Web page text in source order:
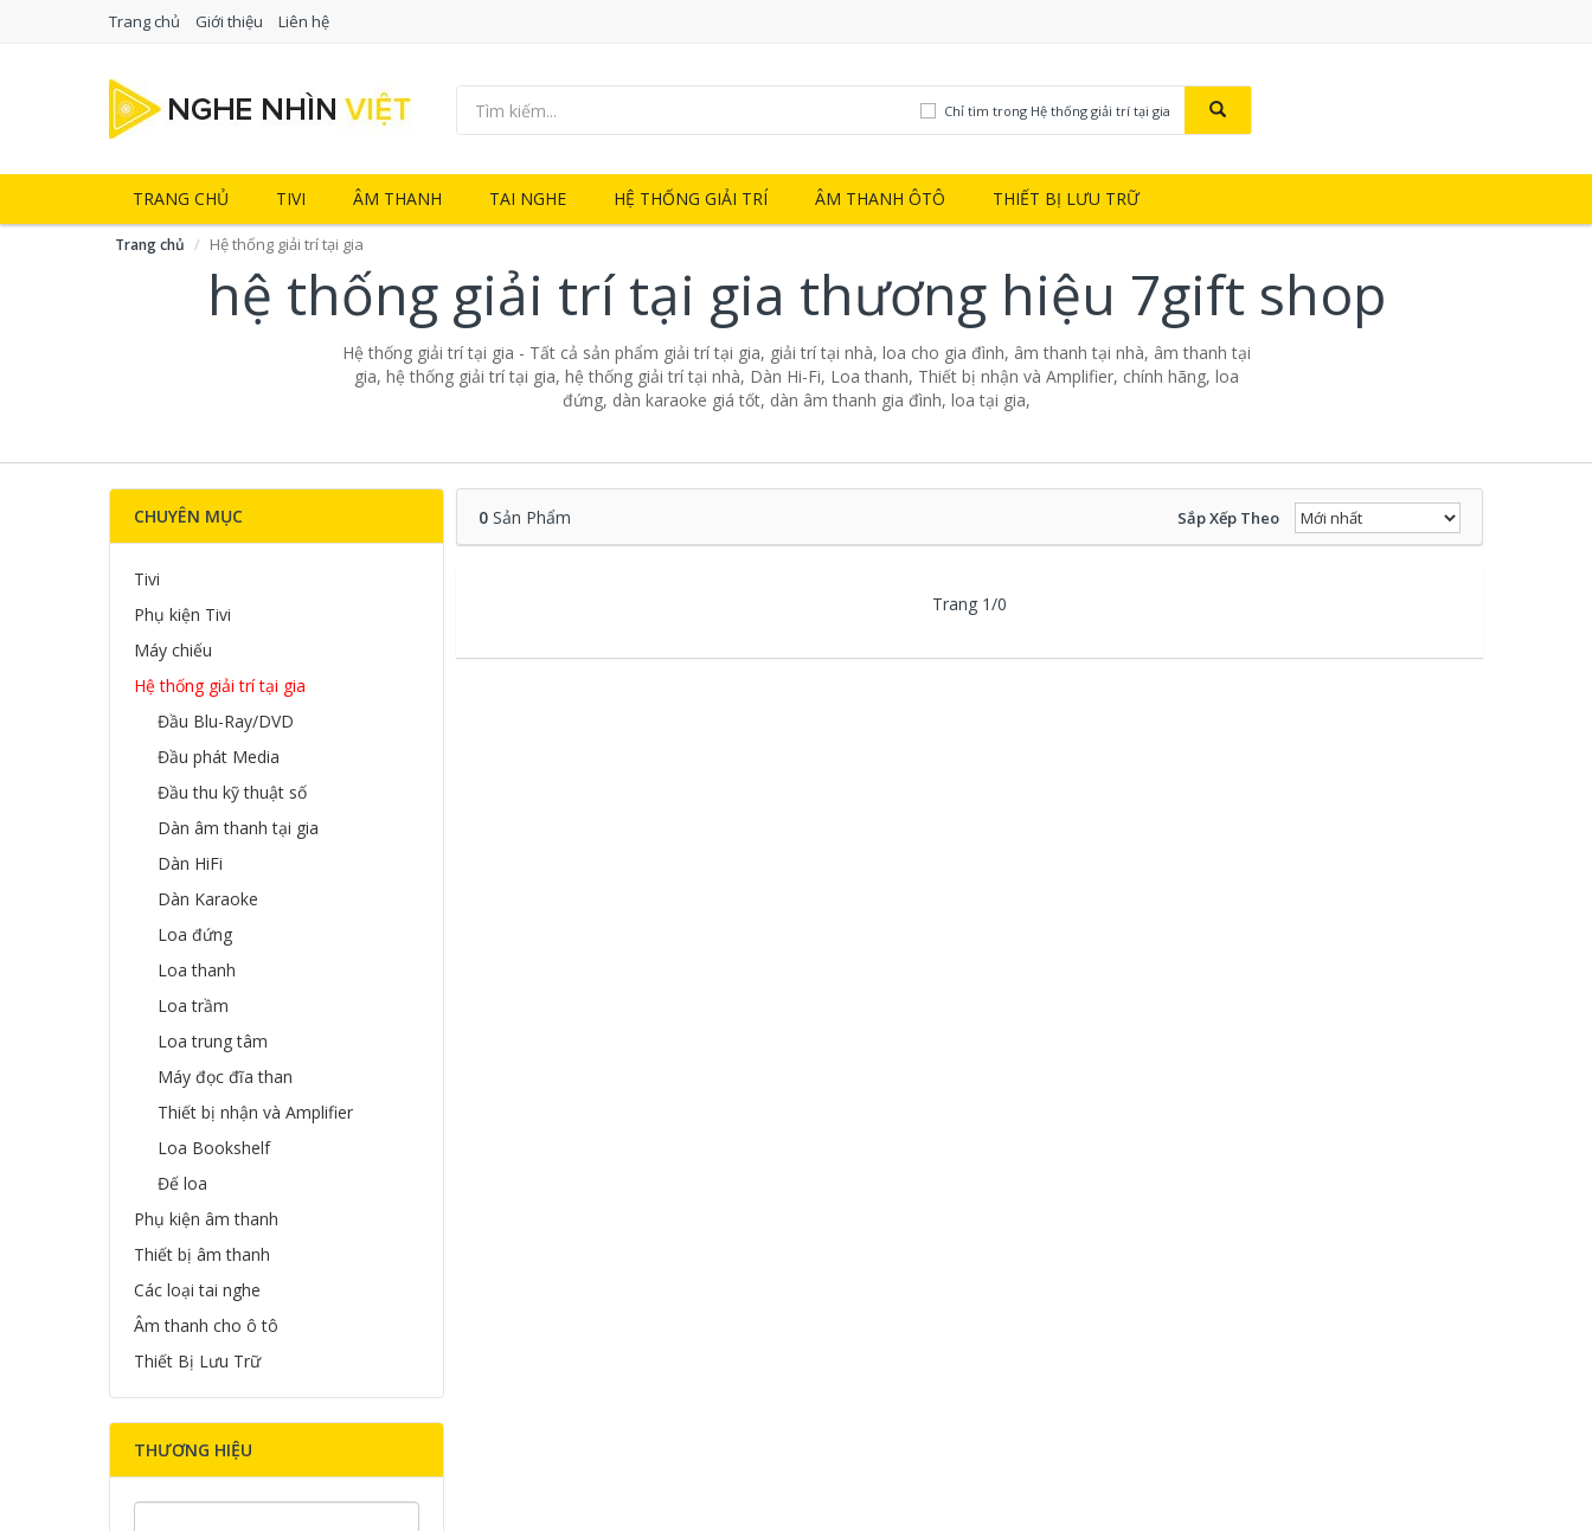
Trang chủ Giới thiệu Liên hệ
Chỉ tìm trong Hệ thống giải trí tại gia
TRANG CHỦ TIVI ÂM THANH TAI NGHE HỆ THỐNG GIẢI TRÍ ÂM THANH ÔTÔ THIẾT BỊ LƯU TRỮ
Trang chủ Hệ thống giải trí tại gia
hệ thống giải trí tại gia thương hiệu 7gift shop
Hệ thống giải trí tại gia - Tất cả sản phẩm giải trí tại gia, giải trí tại nhà, loa cho gia đình, âm thanh tại nhà, âm thanh tại
gia, hệ thống giải trí tại gia, hệ thống giải trí tại nhà, Dàn Hi-Fi, Loa thanh, Thiết bị nhận và Amplifier, chính hãng, loa
đứng, dàn karaoke giá tốt, dàn âm thanh gia đình, loa tại gia,
CHUYÊN MỤC
Tivi
Phụ kiện Tivi
Máy chiếu
Hệ thống giải trí tại gia
Đầu Blu-Ray/DVD
Đầu phát Media
Đầu thu kỹ thuật số
Dàn âm thanh tại gia
Dàn HiFi
Dàn Karaoke
Loa đứng
Loa thanh
Loa trầm
Loa trung tâm
Máy đọc đĩa than
Thiết bị nhận và Amplifier
Loa Bookshelf
Đế loa
Phụ kiện âm thanh
Thiết bị âm thanh
Các loại tai nghe
Âm thanh cho ô tô
Thiết Bị Lưu Trữ
THƯƠNG HIỆU
0Sản Phẩm Sắp Xếp Theo
Trang 1/0